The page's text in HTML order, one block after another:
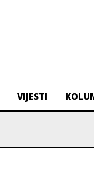
VIJESTI